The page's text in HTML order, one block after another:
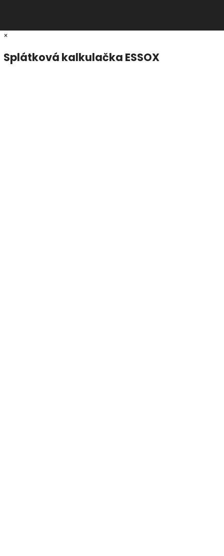
×
Splátková kalkulačka ESSOX